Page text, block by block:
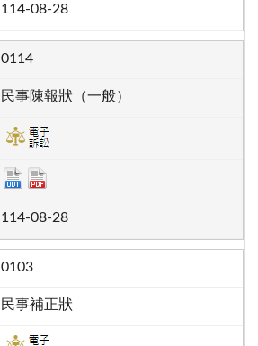
114-08-28
0114
民事陳報狀（一般）
114-08-28
0103
民事補正狀